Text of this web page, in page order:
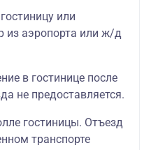
или
из аэропорта или ж/д
в гостинице после
не предоставляется.
гостиницы. Отъезд
транспорте